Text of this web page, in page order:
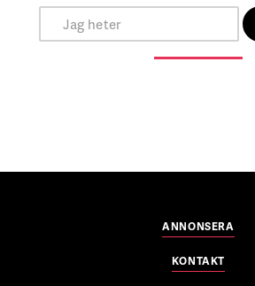
ANNONSERA
KONTAKT